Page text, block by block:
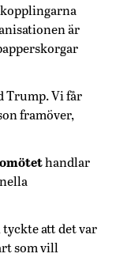
är
Trump. Vi får
framöver,
handlar
att det var
som vill